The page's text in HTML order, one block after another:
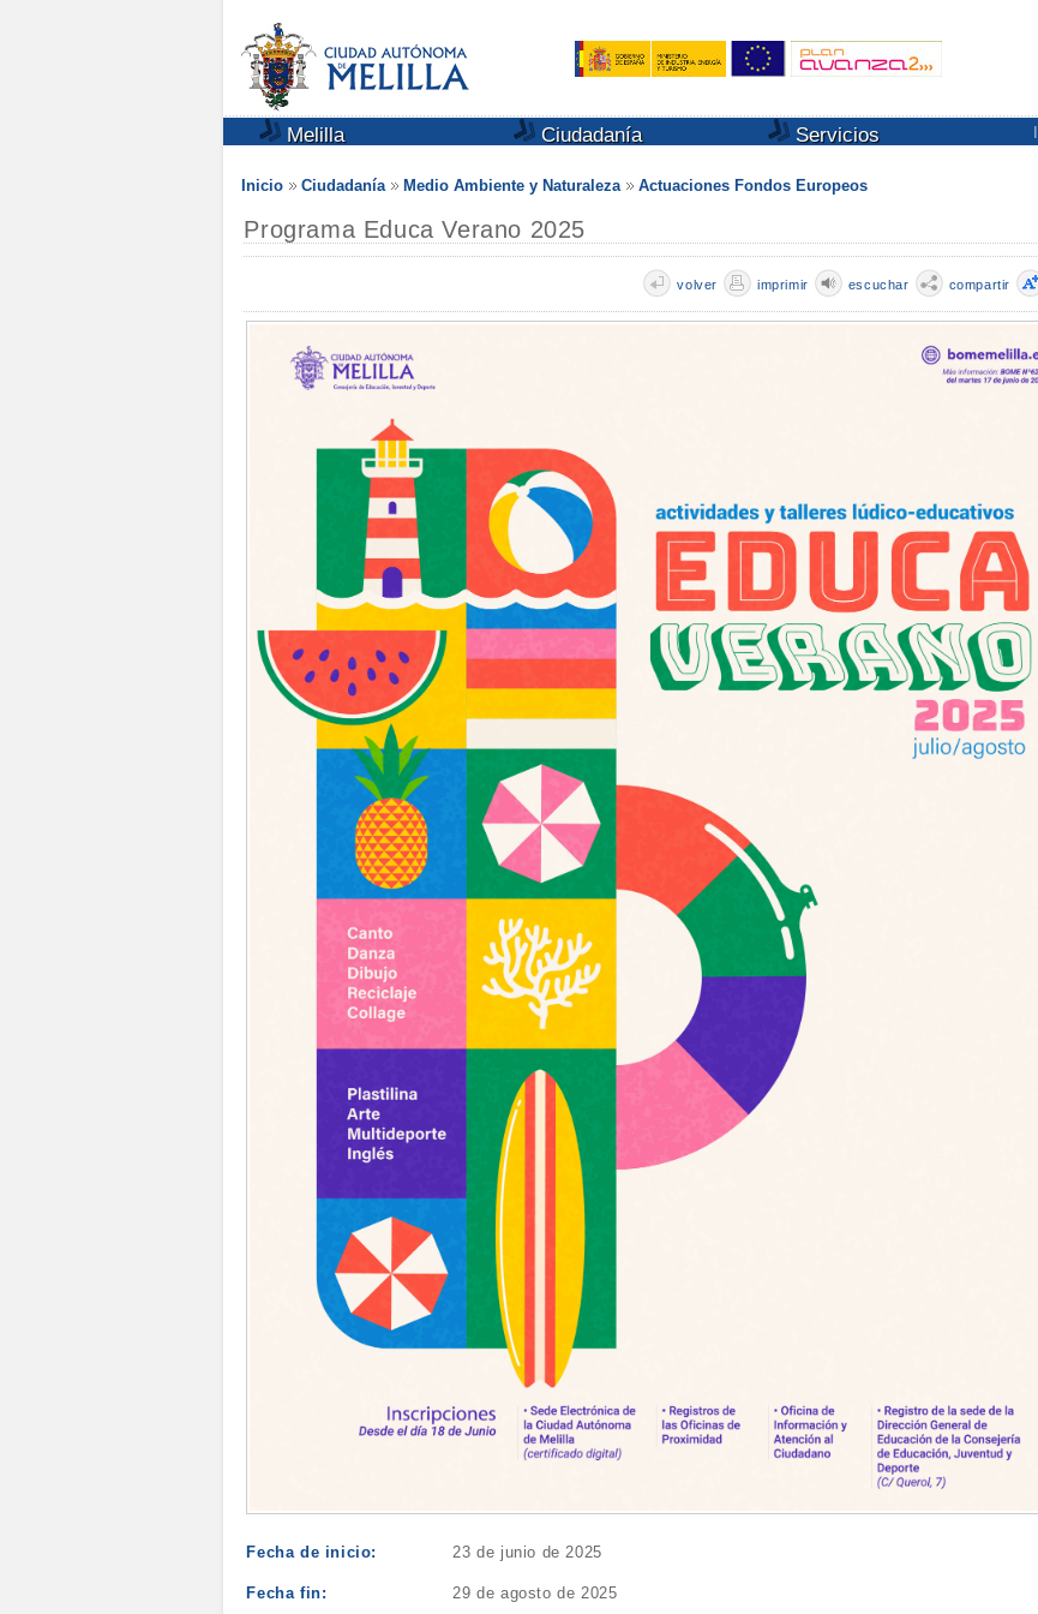
Melilla Ciudadanía Servicios
Inicio Ciudadanía Medio Ambiente y Naturaleza Actuaciones Fondos Europeos
Programa Educa Verano 2025
compartir
escuchar
imprimir
volver
Fecha de inicio: 23 de junio de 2025
Fecha fin: 29 de agosto de 2025